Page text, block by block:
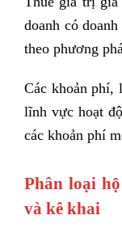
doanh có
theo phương
Các khoản phí,
lĩnh vực hoạt
các khoản phí
Phân loại
và kê khai